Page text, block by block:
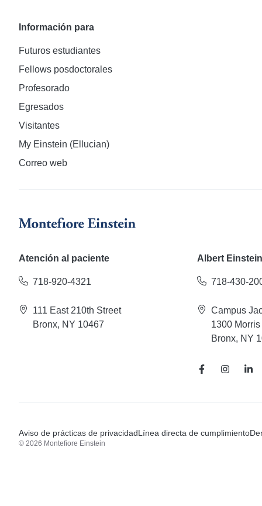
Información para
Futuros estudiantes
Fellows posdoctorales
Profesorado
Egresados
Visitantes
My Einstein (Ellucian)
Correo web
Atención al paciente
718-920-4321
111 East 210th Street
Bronx, NY 10467
Albert
718-430-
Campus
1300
Bronx, NY
Aviso de prácticas de privacidadLínea directa de cumplimiento
© 2026 Montefiore Einstein